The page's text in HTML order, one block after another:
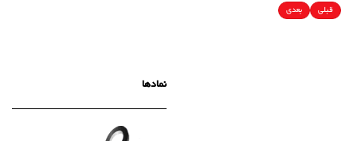
قبلی بعدی
نمادها